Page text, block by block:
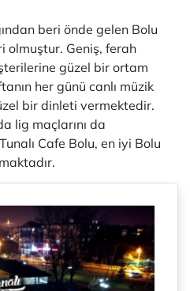
beri önde gelen Bolu
olmuştur. Geniş, ferah
güzel bir ortam
her günü canlı müzik
bir dinleti vermektedir.
lig maçlarını da
Cafe Bolu, en iyi Bolu